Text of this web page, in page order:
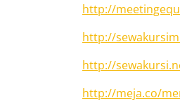
http://
http://
http://
http://meja.co/